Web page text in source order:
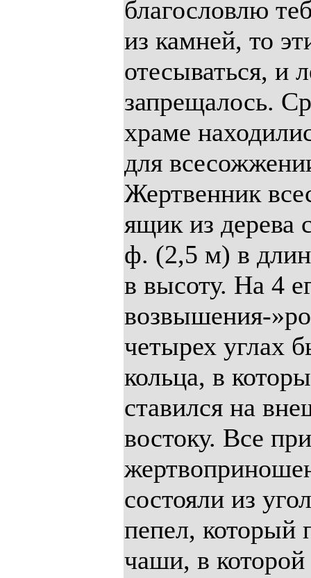
благословлю
из камней, то
отесываться, и
запрещалось.
храме
для
Жертвенник
ящик из
ф. (2,5 м) в
в высоту. На 4
возвышения-
четырех углах
кольца, в
ставился на
востоку. Все
состояли из
пепел, который
чаши, в которой